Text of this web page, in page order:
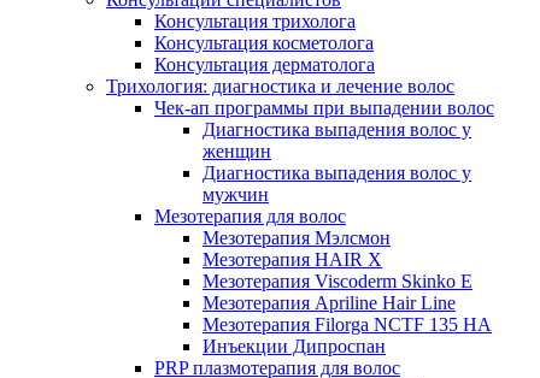
Консультация трихолога
Консультация косметолога
Консультация дерматолога
Трихология: диагностика и лечение волос
Чек-ап программы при выпадении волос
Диагностика выпадения волос у
женщин
Диагностика выпадения волос у
мужчин
Мезотерапия для волос
Мезотерапия Мэлсмон
Мезотерапия HAIR X
Мезотерапия Viscoderm Skinko E
Мезотерапия Apriline Hair Line
Мезотерапия Filorga NCTF 135 HA
Инъекции Дипроспан
PRP плазмотерапия для волос